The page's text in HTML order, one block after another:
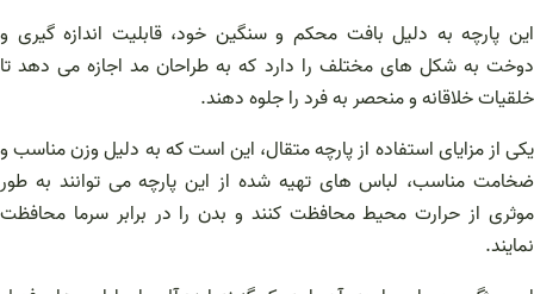
این پارچه به دلیل بافت محکم و سنگین خود، قابلیت اندازه گیری و
دوخت به شکل‌ های مختلف را دارد که به طراحان مد اجازه می‌ دهد تا
خلقیات خلاقانه و منحصر به فرد را جلوه دهند.
یکی از مزایای استفاده از پارچه متقال، این است که به دلیل وزن مناسب و
ضخامت مناسب، لباس‌ های تهیه شده از این پارچه می‌ توانند به طور
موثری از حرارت محیط محافظت کنند و بدن را در برابر سرما محافظت
نمایند.